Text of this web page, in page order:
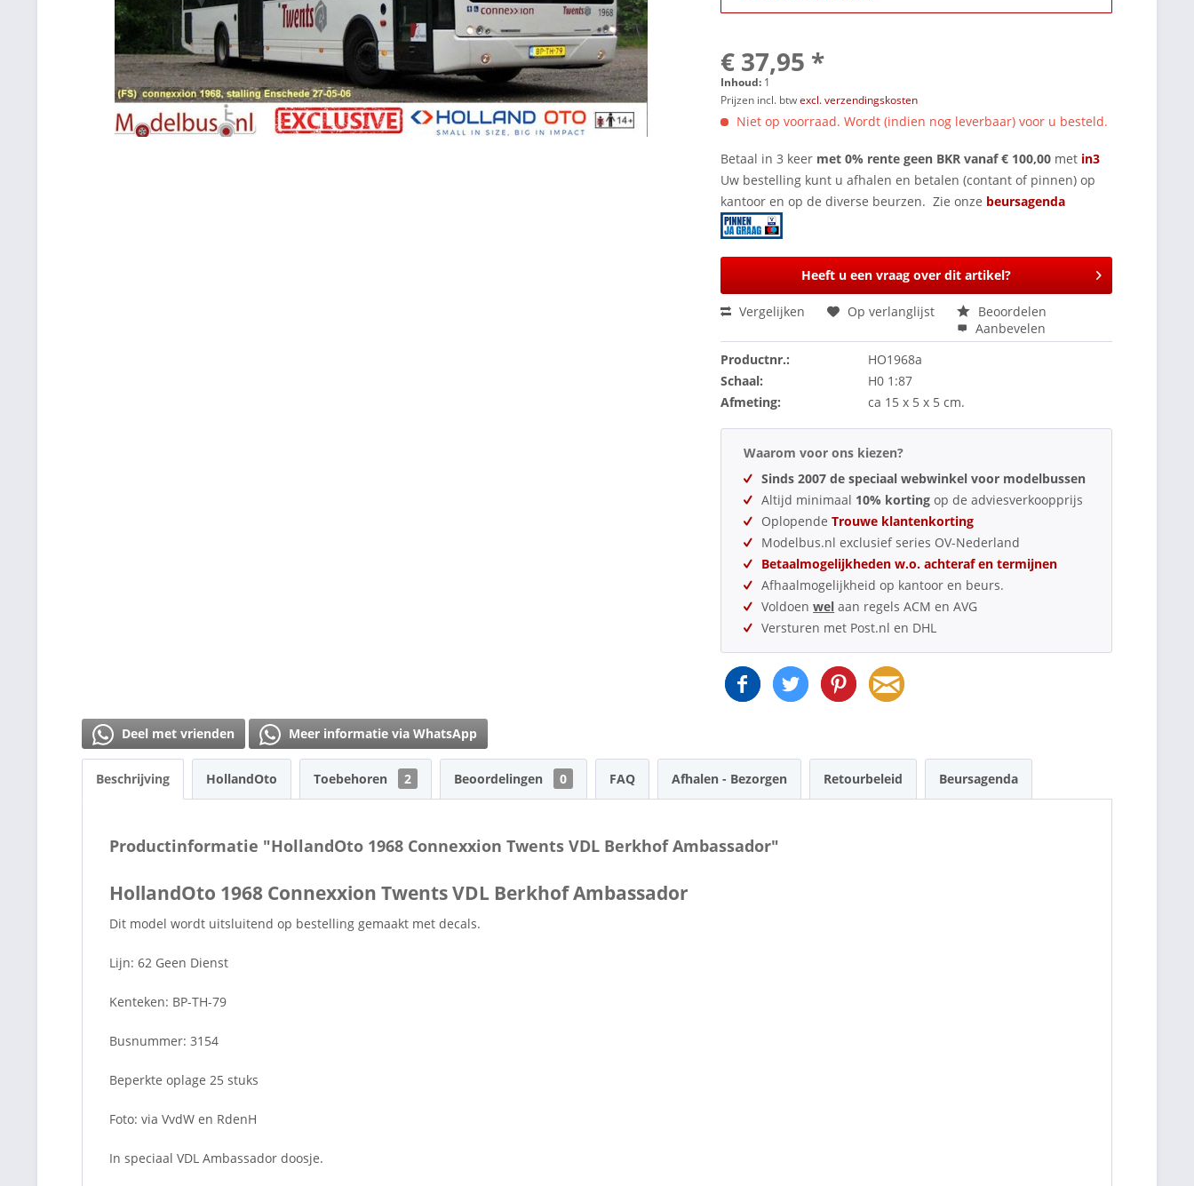
€ 37,95 *
Inhoud: 1
Prijzen incl. btwexcl. verzendingskosten
Niet op voorraad. Wordt (indien nog leverbaar) voor u besteld.
Betaal in 3 keer met 0% rente geen BKR vanaf € 100,00 met in3
Uw bestelling kunt u afhalen en betalen (contant of pinnen) op
kantoor en op de diverse beurzen. Zie onze beursagenda
Heeft u een vraag over dit artikel?
Vergelijken Op verlanglijst
Beoordelen
Aanbevelen
Productnr.:
HO1968a
Schaal:
H0 1:87
Afmeting:
ca 15 x 5 x 5 cm.
Waarom voor ons kiezen?
Sinds 2007 de speciaal webwinkel voor modelbussen
Altijd minimaal 10% kortingop de adviesverkoopprijs
OplopendeTrouwe klantenkorting
Modelbus.nl exclusief series OV-Nederland
Betaalmogelijkheden w.o. achteraf en termijnen
Afhaalmogelijkheid op kantoor en beurs.
Voldoenwel aan regels ACM en AVG
Versturen met Post.nl en DHL
Deel met vrienden Meer informatie via WhatsApp
Beschrijving HollandOto Toebehoren 2 Beoordelingen 0 FAQ Afhalen - Bezorgen Retourbeleid Beursagenda
Productinformatie "HollandOto 1968 Connexxion Twents VDL Berkhof Ambassador"
HollandOto 1968 Connexxion Twents VDL Berkhof Ambassador
Dit model wordt uitsluitend op bestelling gemaakt met decals.
Lijn: 62 Geen Dienst
Kenteken: BP-TH-79
Busnummer: 3154
Beperkte oplage 25 stuks
Foto: via VvdW en RdenH
In speciaal VDL Ambassador doosje.